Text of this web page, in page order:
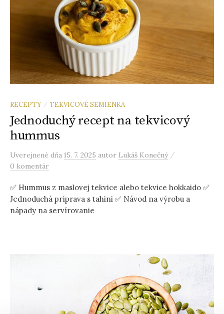
RECEPTY / TEKVICOVÉ SEMIENKA
Jednoduchý recept na tekvicový
hummus
Uverejnené dňa 15. 7. 2025 autor Lukáš Konečný /
0 komentár
✅ Hummus z maslovej tekvice alebo tekvice hokkaido ✅
Jednoduchá príprava s tahini ✅ Návod na výrobu a
nápady na servírovanie